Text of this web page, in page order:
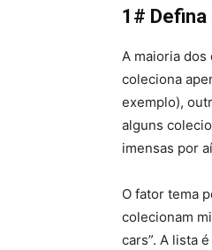
1#
A maioria
coleciona
exemplo),
alguns
imensas por
O fator tema
colecionam
cars”. A lista